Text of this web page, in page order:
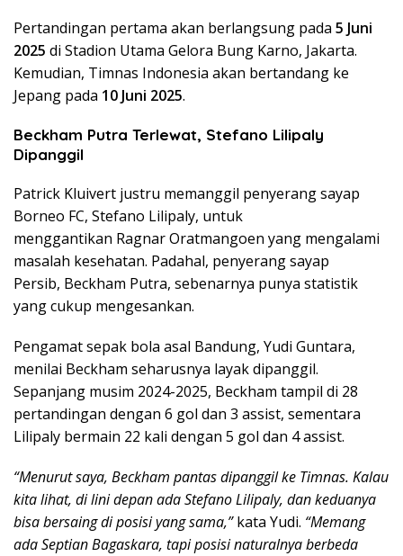
s
i
!
Pertandingan pertama akan berlangsung pada 5 Juni
2025 di Stadion Utama Gelora Bung Karno, Jakarta.
Kemudian, Timnas Indonesia akan bertandang ke
Jepang pada 10 Juni 2025.
Beckham Putra Terlewat, Stefano Lilipaly
Dipanggil
Patrick Kluivert justru memanggil penyerang sayap
Borneo FC, Stefano Lilipaly, untuk
menggantikan Ragnar Oratmangoen yang mengalami
masalah kesehatan. Padahal, penyerang sayap
Persib, Beckham Putra, sebenarnya punya statistik
yang cukup mengesankan.
Pengamat sepak bola asal Bandung, Yudi Guntara,
menilai Beckham seharusnya layak dipanggil.
Sepanjang musim 2024-2025, Beckham tampil di 28
pertandingan dengan 6 gol dan 3 assist, sementara
Lilipaly bermain 22 kali dengan 5 gol dan 4 assist.
“Menurut saya, Beckham pantas dipanggil ke Timnas. Kalau
kita lihat, di lini depan ada Stefano Lilipaly, dan keduanya
bisa bersaing di posisi yang sama,”kata Yudi. “Memang
ada Septian Bagaskara, tapi posisi naturalnya berbeda